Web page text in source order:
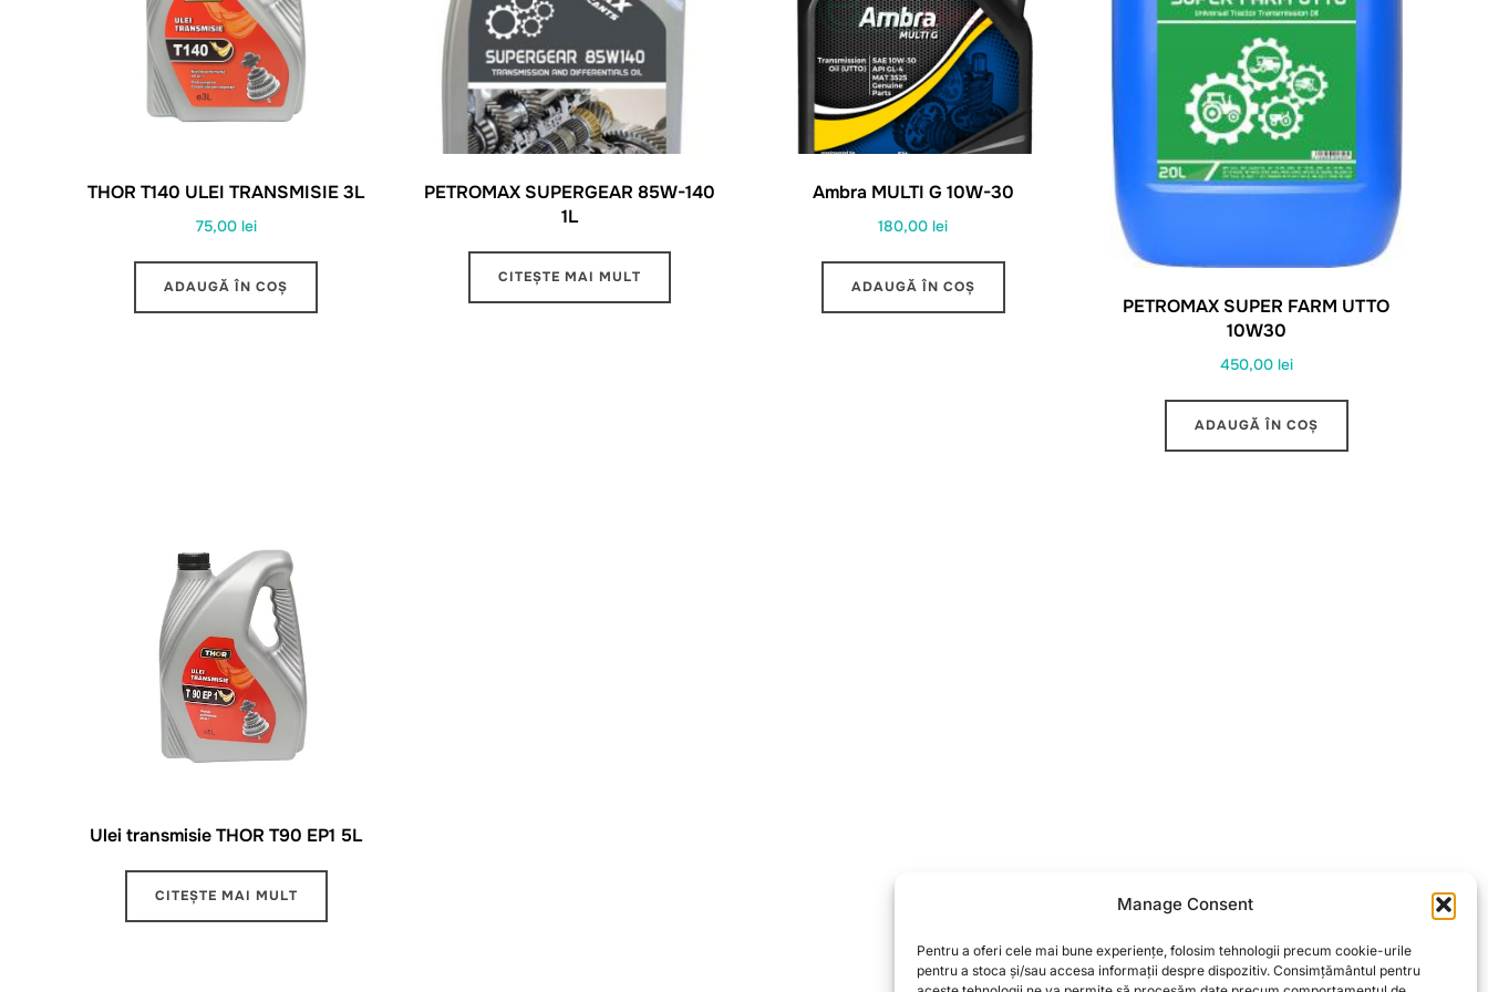
Manage Consent
Pentru a oferi cele mai bune experiențe, folosim tehnologii precum cookie-urile
pentru a stoca și/sau accesa informații despre dispozitiv. Consimțământul pentru
THOR T140 ULEI TRANSMISIE 3L
75,00 lei
ADAUGĂ ÎN COȘ
PETROMAX SUPERGEAR 85W-140
1L
CITEȘTE MAI MULT
Ambra MULTI G 10W-30
180,00lei
ADAUGĂ ÎN COȘ
PETROMAX SUPER FARM UTTO
10W30
450,00 lei
ADAUGĂ ÎN COȘ
Ulei transmisie THOR T90 EP1 5L
CITEȘTE MAI MULT